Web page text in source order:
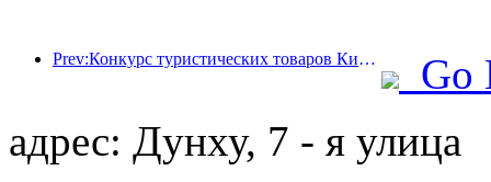
Prev:Конкурс туристических товаров Китая успешно прошел в Сянтане (провинция Хунань).
Go
адрес: Дунху, 7 - я улица